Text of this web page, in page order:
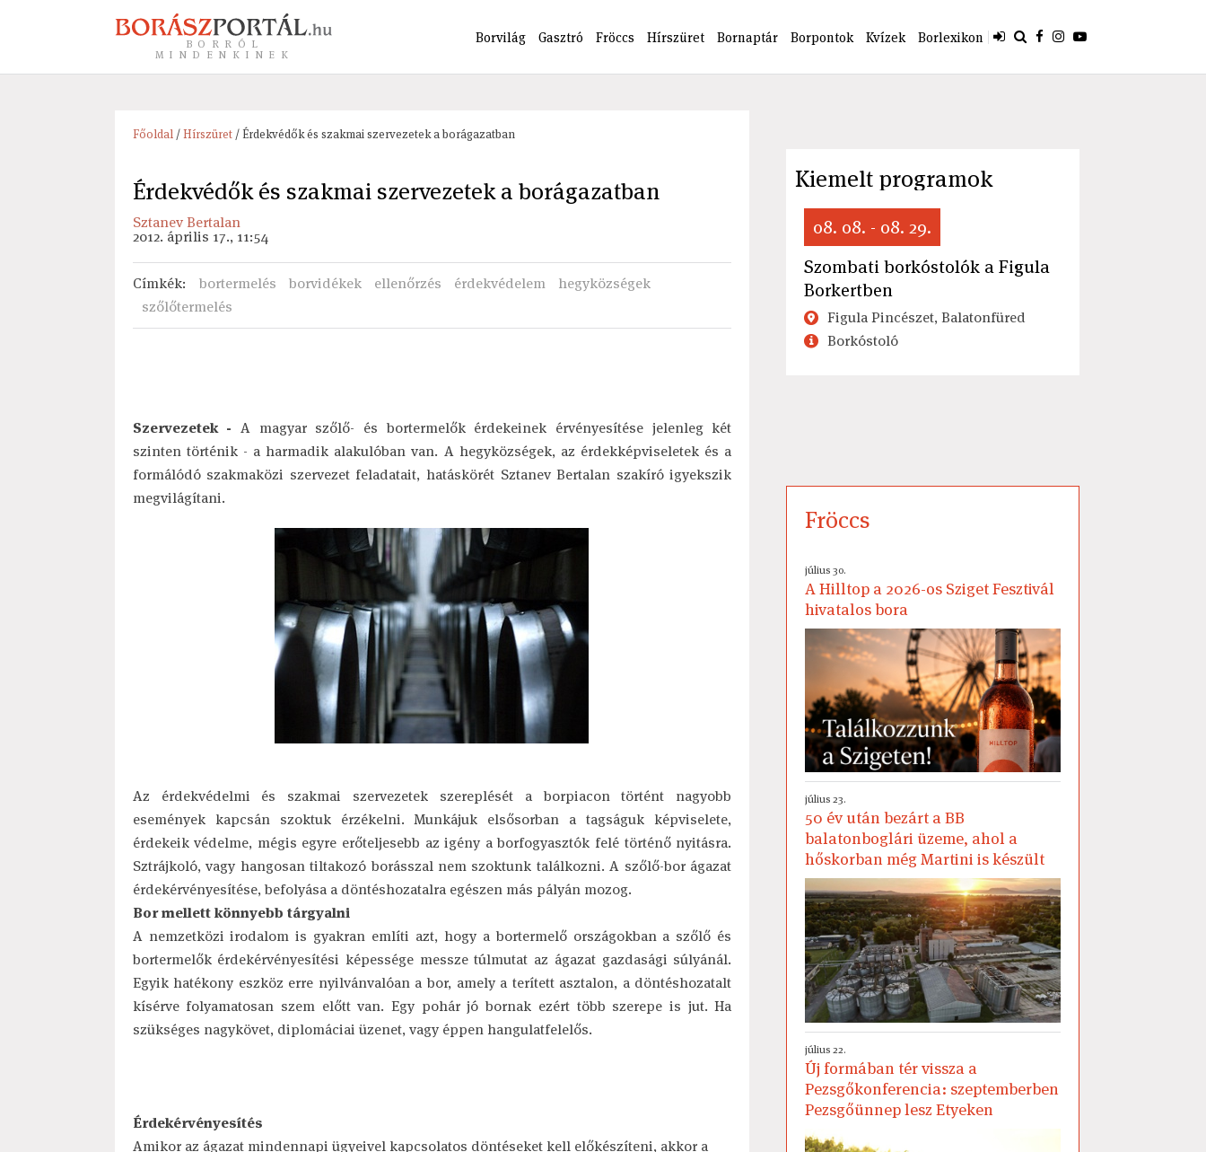
BORRÓL
MINDENKINEK
Borvilág Gasztró Fröccs Hírszüret Bornaptár Borpontok Kvízek Borlexikon
Főoldal/Hírszüret/ Érdekvédők és szakmai szervezetek a borágazatban
Érdekvédők és szakmai szervezetek a borágazatban
Sztanev Bertalan
2012. április 17., 11:54
Címkék: bortermelés borvidékek ellenőrzés érdekvédelem
hegyközségek
szőlőtermelés
Szervezetek - A magyar szőlő- és bortermelők érdekeinek érvényesítése jelenleg két
szinten történik - a harmadik alakulóban van. A hegyközségek, az érdekképviseletek és a
formálódó szakmaközi szervezet feladatait, hatáskörét Sztanev Bertalan szakíró igyekszik
megvilágítani.
Az érdekvédelmi és szakmai szervezetek szereplését a borpiacon történt nagyobb
események kapcsán szoktuk érzékelni. Munkájuk elsősorban a tagságuk képviselete,
érdekeik védelme, mégis egyre erőteljesebb az igény a borfogyasztók felé történő nyitásra.
Sztrájkoló, vagy hangosan tiltakozó borásszal nem szoktunk találkozni. A szőlő-bor ágazat
érdekérvényesítése, befolyása a döntéshozatalra egészen más pályán mozog.
Bor mellett könnyebb tárgyalni
A nemzetközi irodalom is gyakran említi azt, hogy a bortermelő országokban a szőlő és
bortermelők érdekérvényesítési képessége messze túlmutat az ágazat gazdasági súlyánál.
Egyik hatékony eszköz erre nyilvánvalóan a bor, amely a terített asztalon, a döntéshozatalt
kísérve folyamatosan szem előtt van. Egy pohár jó bornak ezért több szerepe is jut. Ha
szükséges nagykövet, diplomáciai üzenet, vagy éppen hangulatfelelős.
Érdekérvényesítés
Amikor az ágazat mindennapi ügyeivel kapcsolatos döntéseket kell előkészíteni, akkor a
Kiemelt programok
08. 08. - 08. 29.
Szombati borkóstolók a Figula
Borkertben
Figula Pincészet, Balatonfüred
Borkóstoló
Fröccs
július 30.
A Hilltop a 2026-os Sziget Fesztivál
hivatalos bora
július 23.
50 év után bezárt a BB
balatonboglári üzeme, ahol a
hőskorban még Martini is készült
július 22.
Új formában tér vissza a
Pezsgőkonferencia: szeptemberben
Pezsgőünnep lesz Etyeken